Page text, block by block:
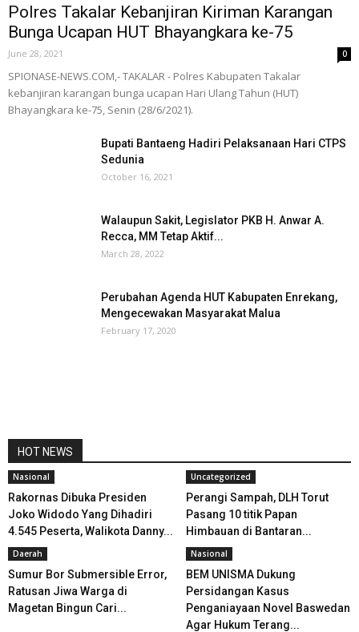
Polres Takalar Kebanjiran Kiriman Karangan
Bunga Ucapan HUT Bhayangkara ke-75
June 28, 2021 0
SPIONASE-NEWS.COM,- TAKALAR - Polres Kabupaten Takalar
kebanjiran karangan bunga ucapan Hari Ulang Tahun (HUT)
Bhayangkara ke-75, Senin (28/6/2021).
Bupati Bantaeng Hadiri Pelaksanaan Hari CTPS
Sedunia
October 16, 2021
Walaupun Sakit, Legislator PKB H. Anwar A.
Recca, MM Tetap Aktif...
March 28, 2022
Perubahan Agenda HUT Kabupaten Enrekang,
Mengecewakan Masyarakat Malua
February 17, 2020
HOT NEWS
Nasional
Rakornas Dibuka Presiden
Joko Widodo Yang Dihadiri
4.545 Peserta, Walikota Danny...
Uncategorized
Perangi Sampah, DLH Torut
Pasang 10 titik Papan
Himbauan di Bantaran...
Daerah
Sumur Bor Submersible Error,
Ratusan Jiwa Warga di
Magetan Bingun Cari...
Nasional
BEM UNISMA Dukung
Persidangan Kasus
Penganiayaan Novel Baswedan
Agar Hukum Terang...